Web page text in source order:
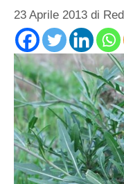
23 Aprile 2013 di